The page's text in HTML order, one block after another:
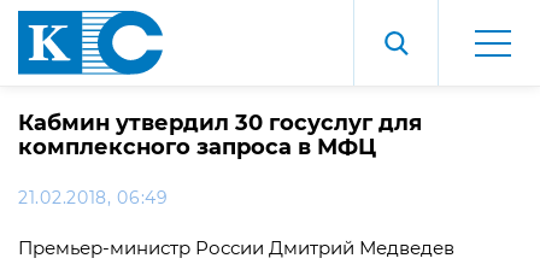
Кабмин утвердил 30 госуслуг для
комплексного запроса в МФЦ
21.02.2018, 06:49
Премьер-министр России Дмитрий Медведев